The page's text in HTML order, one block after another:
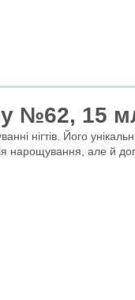
№62, 15
Його унікальна
але й